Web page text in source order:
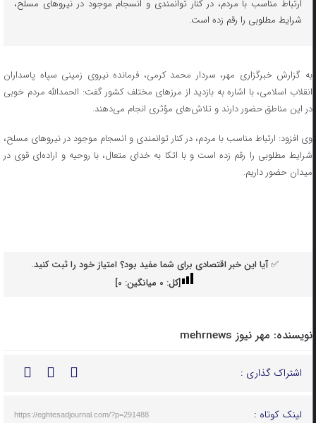
ارتباط مناسب با مردم، در کنار توانمندی و انسجام موجود در نیروهای مسلح،
شرایط مطلوبی را رقم زده است.
به گزارش خبرگزاری مهر، سردار محمد کرمی، فرمانده نیروی زمینی سپاه پاسداران
انقلاب اسلامی، با اشاره به بازدید از مرزهای مختلف کشور گفت: الحمدالله مردم خوبی
در این مناطق حضور دارند و تلاش‌های مؤثری انجام می‌دهند.
وی افزود: ارتباط مناسب با مردم، در کنار توانمندی و انسجام موجود در نیروهای مسلح،
شرایط مطلوبی را رقم زده است و با اتکا به خدای متعال، با روحیه و اراده‌ای قوی در
میدان حضور داریم.
✅ آیا این خبر اقتصادی برای شما مفید بود؟ امتیاز خود را ثبت کنید.
[کل: 0میانگین: 0
]
نویسنده: مهر نیوز mehrnews
اشتراک گذاری :
لینک کوتاه : https://eghtesadjournal.com/?p=291488